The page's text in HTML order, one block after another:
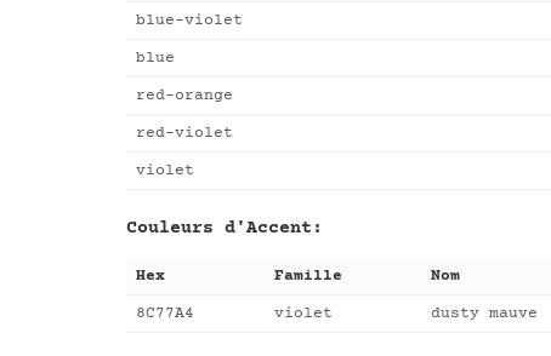
blue-violet
blue
red-orange
red-violet
violet
Couleurs d'Accent:
Hex Famille Nom
8C77A4 violet dusty mauve